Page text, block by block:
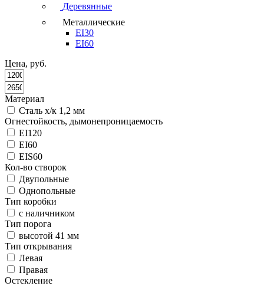
Деревянные
Металлические
EI30
EI60
Цена, руб.
Материал
Сталь х/к 1,2 мм
Огнестойкость, дымонепроницаемость
EI120
EI60
EIS60
Кол-во створок
Двупольные
Однопольные
Тип коробки
с наличником
Тип порога
высотой 41 мм
Тип открывания
Левая
Правая
Остекление